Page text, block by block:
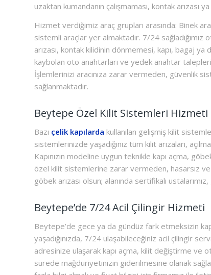
uzaktan kumandanın çalışmaması, kontak
Hizmet verdiğimiz araç grupları arasında: Binek
sistemli araçlar yer almaktadır. 7/24
arızası, kontak kilidinin dönmemesi, kapı, bagaj ya
kaybolan oto anahtarları ve yedek anahtar
İşlemlerinizi aracınıza zarar vermeden, güvenlik
sağlanmaktadır.
Beytepe Özel Kilit Sistemleri Hizmeti
Bazı çelik kapılarda kullanılan gelişmiş kilit
sistemlerinizde yaşadığınız tüm kilit arızaları,
Kapınızın modeline uygun teknikle kapı açma,
özel kilit sistemlerine zarar vermeden, hasarsız
göbek arızası olsun; alanında sertifikalı
Beytepe’de 7/24 Acil Çilingir Hizmeti
Beytepe’de gece ya da gündüz fark etmeksizin
yaşadığınızda, 7/24 ulaşabileceğiniz acil çilingir
adresinize ulaşarak kapı açma, kilit değiştirme ve
sürede mağduriyetinizin giderilmesine olanak